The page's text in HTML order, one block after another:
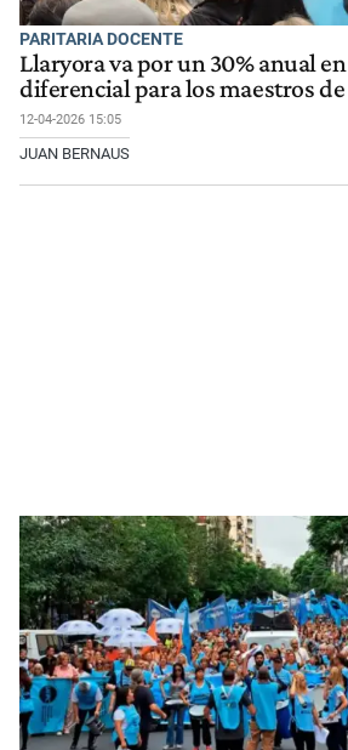
PARITARIA DOCENTE
Llaryora va por un 30% anual
diferencial para los maestros
12-04-2026 15:05
JUAN BERNAUS